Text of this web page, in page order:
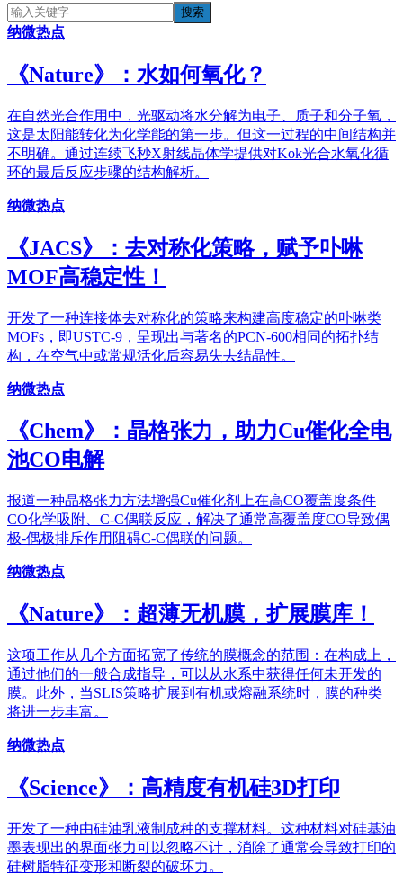
纳微热点
《​Nature》：水如何氧化？
在自然光合作用中，光驱动将水分解为电子、质子和分子氧，
这是太阳能转化为化学能的第一步。但这一过程的中间结构并
不明确。通过连续飞秒X射线晶体学提供对Kok光合水氧化循
环的最后反应步骤的结构解析。
纳微热点
《JACS》：去对称化策略，赋予卟啉
MOF高稳定性！
开发了一种连接体去对称化的策略来构建高度稳定的卟啉类
MOFs，即USTC-9，呈现出与著名的PCN-600相同的拓扑结
构，在空气中或常规活化后容易失去结晶性。
纳微热点
《Chem》：晶格张力，助力Cu催化全电
池CO电解
报道一种晶格张力方法增强Cu催化剂上在高CO覆盖度条件
CO化学吸附、C-C偶联反应，解决了通常高覆盖度CO导致偶
极-偶极排斥作用阻碍C-C偶联的问题。
纳微热点
《Nature》：超薄无机膜，扩展膜库！
这项工作从几个方面拓宽了传统的膜概念的范围：在构成上，
通过他们的一般合成指导，可以从水系中获得任何未开发的
膜。此外，当SLIS策略扩展到有机或熔融系统时，膜的种类
将进一步丰富。
纳微热点
《Science》：高精度有机硅3D打印
开发了一种由硅油乳液制成种的支撑材料。这种材料对硅基油
墨表现出的界面张力可以忽略不计，消除了通常会导致打印的
硅树脂特征变形和断裂的破坏力。